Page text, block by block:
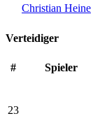
Christian Heine
Verteidiger
# Spieler
23